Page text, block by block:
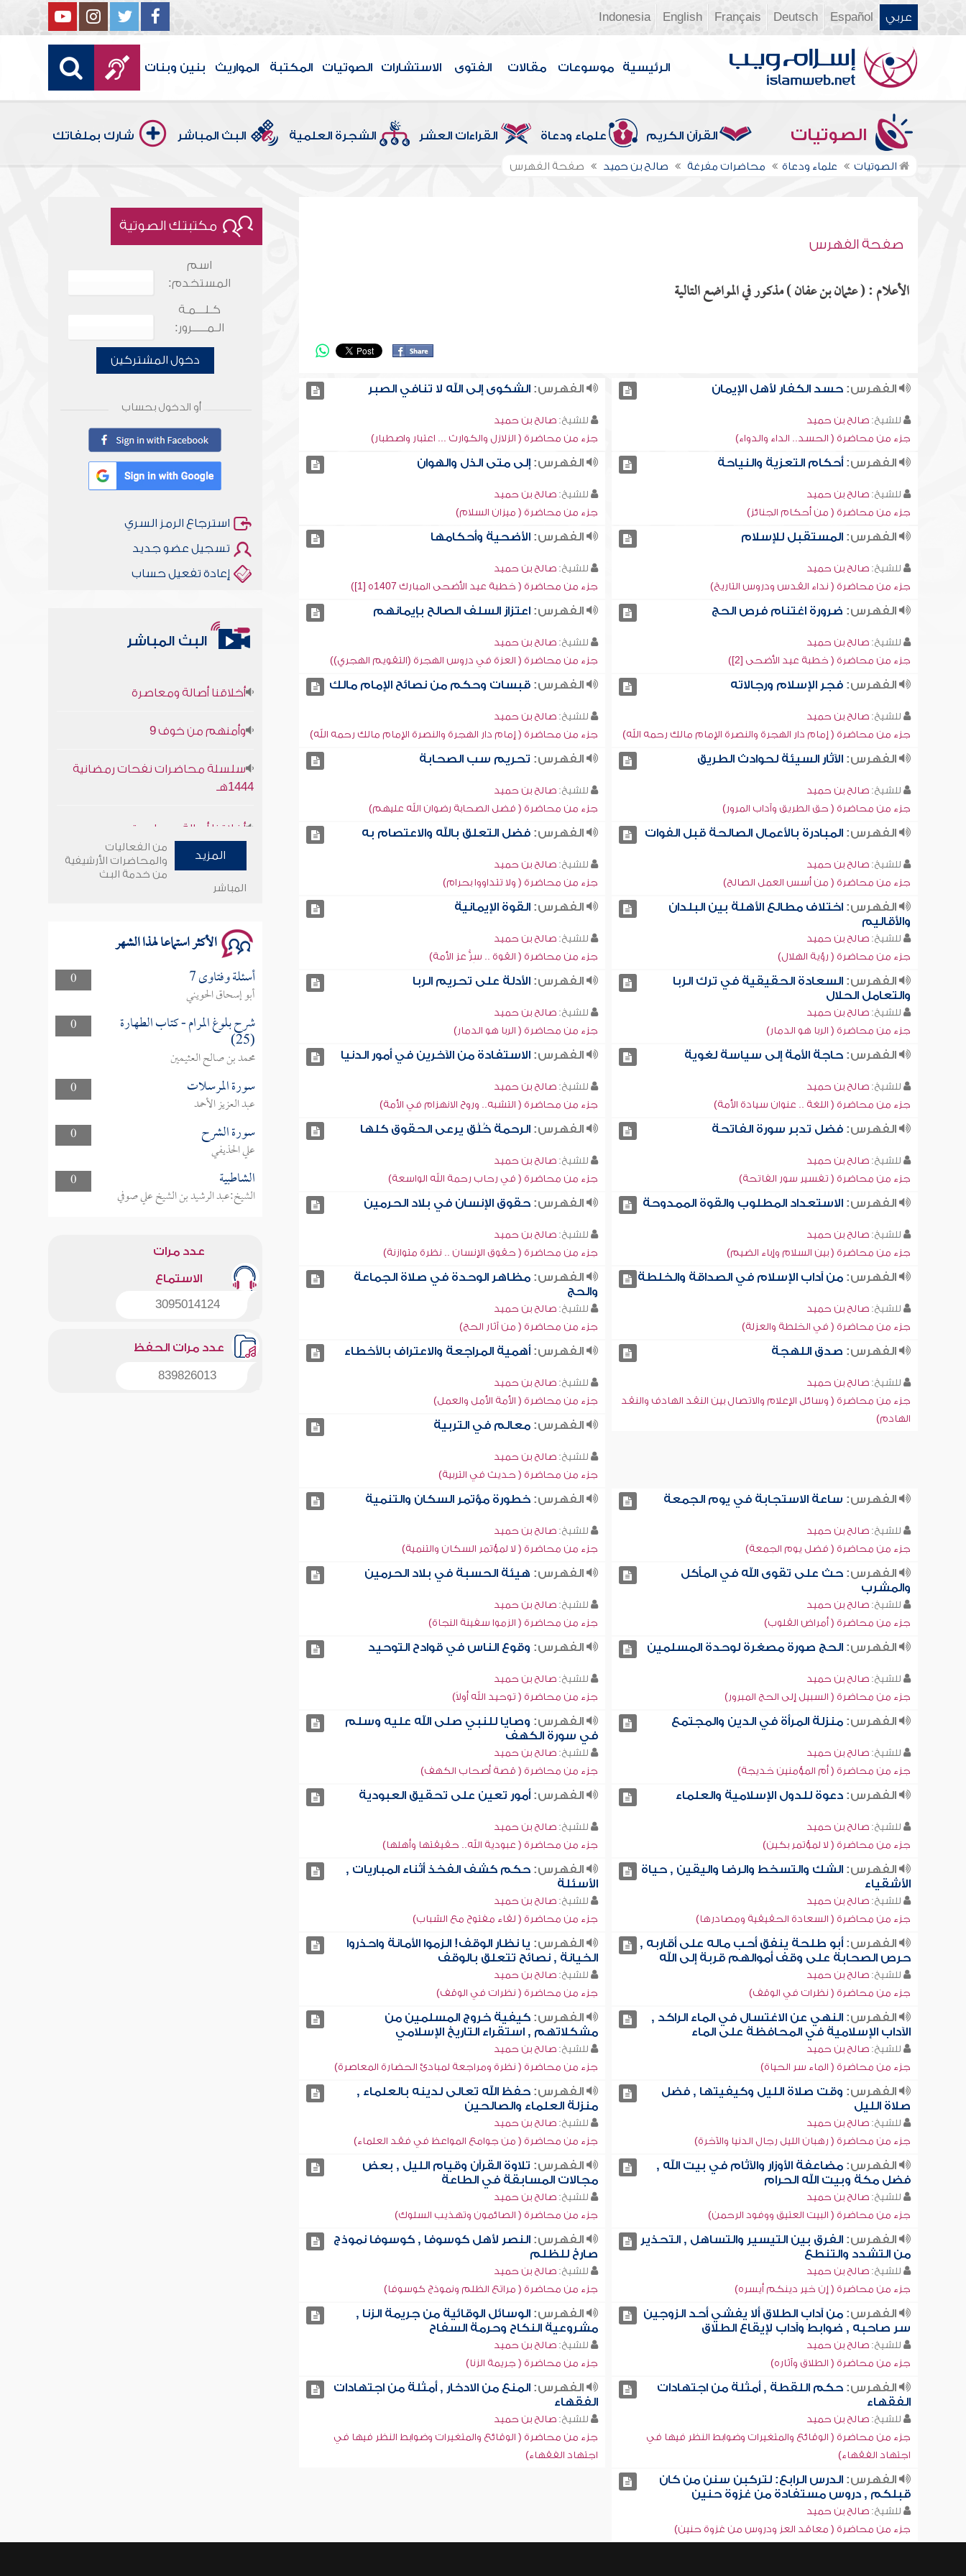
عربي Español
Deutsch
Français
English
Indonesia
الرئيسية موسوعات مقالات الفتوى الاستشارات الصوتيات المكتبة المواريث بنين وبنات
الصوتيات القرآن الكريم علماء ودعاة القراءات العشر الشجرة العلمية البث المباشر شارك بملفاتك
الصوتيات علماء ودعاة محاضرات مفرغة صالح بن حميد صفحة الفهرس
صفحة الفهرس
الأعلام : ( عثمان بن عفان ) مذكور في المواضع التالية
الفهرس:حسد الكفار لأهل الإيمان
للشيخ:صالح بن حميد
جزء من محاضرة ( الحسد.. الداء والدواء)
الفهرس: الشكوى إلى الله لا تنافي الصبر
للشيخ: صالح بن حميد
جزء من محاضرة ( الزلازل والكوارث ... اعتبار واصطبار)
الفهرس:أحكام التعزية والنياحة
للشيخ:صالح بن حميد
جزء من محاضرة ( من أحكام الجنائز)
الفهرس: إلى متى الذل والهوان
للشيخ: صالح بن حميد
جزء من محاضرة ( ميزان السلام)
الفهرس:المستقبل للإسلام
للشيخ:صالح بن حميد
جزء من محاضرة ( نداء القدس ودروس التاريخ)
الفهرس: الأضحية وأحكامها
للشيخ: صالح بن حميد
جزء من محاضرة ( خطبة عيد الأضحى المبارك 1407ه [1])
الفهرس: ضرورة اغتنام فرص الحج
للشيخ:صالح بن حميد
جزء من محاضرة ( خطبة عيد الأضحى [2])
الفهرس: اعتزاز السلف الصالح بإيمانهم
للشيخ: صالح بن حميد
جزء من محاضرة ( العزة في دروس الهجرة (التقويم الهجري))
الفهرس:فجر الإسلام ورجالاته
للشيخ:صالح بن حميد
جزء من محاضرة ( إمام دار الهجرة والنصرة الإمام مالك رحمه الله)
الفهرس: قبسات وحكم من نصائح الإمام مالك
للشيخ: صالح بن حميد
جزء من محاضرة ( إمام دار الهجرة والنصرة الإمام مالك رحمه الله)
الفهرس:الآثار السيئة لحوادث الطريق
للشيخ:صالح بن حميد
جزء من محاضرة ( حق الطريق وآداب المرور)
الفهرس: تحريم سب الصحابة
للشيخ: صالح بن حميد
جزء من محاضرة ( فضل الصحابة رضوان الله عليهم)
الفهرس:المبادرة بالأعمال الصالحة قبل الفوات
للشيخ:صالح بن حميد
جزء من محاضرة ( من أسس العمل الصالح)
الفهرس: فضل التعلق بالله والاعتصام به
للشيخ: صالح بن حميد
جزء من محاضرة ( ولا تتداووا بحرام)
الفهرس:اختلاف مطالع الأهلة بين البلدان
والأقاليم
للشيخ:صالح بن حميد
جزء من محاضرة ( رؤية الهلال)
الفهرس: القوة الإيمانية
للشيخ: صالح بن حميد
جزء من محاضرة ( القوة .. سِرُّ عز الأمة)
الفهرس:السعادة الحقيقية في ترك الربا
والتعامل الحلال
للشيخ:صالح بن حميد
جزء من محاضرة ( الربا هو الدمار)
الفهرس: الأدلة على تحريم الربا
للشيخ: صالح بن حميد
جزء من محاضرة ( الربا هو الدمار)
الفهرس:حاجة الأمة إلى سياسة لغوية
للشيخ:صالح بن حميد
جزء من محاضرة ( اللغة .. عنوان سيادة الأمة)
الفهرس: الاستفادة من الآخرين في أمور الدنيا
للشيخ: صالح بن حميد
جزء من محاضرة ( التشبه.. وروح الانهزام في الأمة)
الفهرس:فضل تدبر سورة الفاتحة
للشيخ:صالح بن حميد
جزء من محاضرة ( تفسير سور الفاتحة)
الفهرس: الرحمة خُلُق يرعى الحقوق كلها
للشيخ: صالح بن حميد
جزء من محاضرة ( في رحاب رحمة الله الواسعة)
الفهرس:الاستعداد المطلوب والقوة الممدوحة
للشيخ:صالح بن حميد
جزء من محاضرة ( بين السلام وإباء الضيم)
الفهرس: حقوق الإنسان في بلاد الحرمين
للشيخ: صالح بن حميد
جزء من محاضرة ( حقوق الإنسان .. نظرة متوازنة)
الفهرس:من آداب الإسلام في الصداقة والخلطة
للشيخ:صالح بن حميد
جزء من محاضرة ( في الخلطة والعزلة)
الفهرس: مظاهر الوحدة في صلاة الجماعة
والحج
للشيخ: صالح بن حميد
جزء من محاضرة ( من آثار الحج)
الفهرس: صدق اللهجة
للشيخ:صالح بن حميد
جزء من محاضرة ( وسائل الإعلام والاتصال بين النقد الهادف والنقد
الهادم)
الفهرس: أهمية المراجعة والاعتراف بالأخطاء
للشيخ: صالح بن حميد
جزء من محاضرة ( الأمة الأمل والعمل)
الفهرس: معالم في التربية
للشيخ: صالح بن حميد
جزء من محاضرة ( حديث في التربية)
الفهرس: ساعة الاستجابة في يوم الجمعة
للشيخ:صالح بن حميد
جزء من محاضرة ( فضل يوم الجمعة)
الفهرس: خطورة مؤتمر السكان والتنمية
للشيخ: صالح بن حميد
جزء من محاضرة ( لا لمؤتمر السكان والتنمية)
الفهرس:حث على تقوى الله في المأكل
والمشرب
للشيخ:صالح بن حميد
جزء من محاضرة ( أمراض القلوب)
الفهرس: هيئة الحسبة في بلاد الحرمين
للشيخ: صالح بن حميد
جزء من محاضرة ( الزموا سفينة النجاة)
الفهرس:الحج صورة مصغرة لوحدة المسلمين
للشيخ:صالح بن حميد
جزء من محاضرة ( السبيل إلى الحج المبرور)
الفهرس: وقوع الناس في قوادح التوحيد
للشيخ: صالح بن حميد
جزء من محاضرة ( توحيد الله أولاً)
الفهرس:منزلة المرأة في الدين والمجتمع
للشيخ:صالح بن حميد
جزء من محاضرة ( أم المؤمنين خديجة)
الفهرس: وصايا للنبي صلى الله عليه وسلم
في سورة الكهف
للشيخ: صالح بن حميد
جزء من محاضرة ( قصة أصحاب الكهف)
الفهرس:دعوة للدول الإسلامية والعلماء
للشيخ:صالح بن حميد
جزء من محاضرة ( لا لمؤتمر بكين)
الفهرس: أمور تعين على تحقيق العبودية
للشيخ: صالح بن حميد
جزء من محاضرة ( عبودية الله.. حقيقتها وأهلها)
الفهرس:الشك والتسخط والرضا واليقين , حياة
الأشقياء
للشيخ:صالح بن حميد
جزء من محاضرة ( السعادة الحقيقية ومصادرها)
الفهرس: حكم كشف الفخذ أثناء المباريات ,
الأسئلة
للشيخ: صالح بن حميد
جزء من محاضرة ( لقاء مفتوح مع الشباب)
الفهرس:أبو طلحة ينفق أحب ماله على أقاربه ,
حرص الصحابة على وقف أموالهم قربة إلى الله
للشيخ:صالح بن حميد
جزء من محاضرة ( نظرات في الوقف)
الفهرس: يا نظار الوقف! الزموا الأمانة واحذروا
الخيانة , نصائح تتعلق بالوقف
للشيخ: صالح بن حميد
جزء من محاضرة ( نظرات في الوقف)
الفهرس:النهي عن الاغتسال في الماء الراكد ,
الآداب الإسلامية في المحافظة على الماء
للشيخ:صالح بن حميد
جزء من محاضرة ( الماء سر الحياة)
الفهرس: كيفية خروج المسلمين من
مشكلاتهم , استقراء التاريخ الإسلامي
للشيخ: صالح بن حميد
جزء من محاضرة ( نظرة ومراجعة لمبادئ الحضارة المعاصرة)
الفهرس: وقت صلاة الليل وكيفيتها , فضل
صلاة الليل
للشيخ:صالح بن حميد
جزء من محاضرة ( رهبان الليل رجال الدنيا والآخرة)
الفهرس: حفظ الله تعالى لدينه بالعلماء ,
منزلة العلماء والصالحين
للشيخ: صالح بن حميد
جزء من محاضرة ( من جوامع المواعظ في فقد العلماء)
الفهرس:مضاعفة الأوزار والآثام في بيت الله ,
فضل مكة وبيت الله الحرام
للشيخ:صالح بن حميد
جزء من محاضرة ( البيت العتيق ووفود الرحمن)
الفهرس: تلاوة القرآن وقيام الليل , بعض
مجالات المسابقة في الطاعة
للشيخ: صالح بن حميد
جزء من محاضرة ( الصائمون وتهذيب السلوك)
الفهرس:الفرق بين التيسير والتساهل , التحذير
من التشدد والتنطع
للشيخ:صالح بن حميد
جزء من محاضرة ( إن خير دينكم أيسره)
الفهرس: النصر لأهل كوسوفا , كوسوفا نموذج
صارخ للظلم
للشيخ: صالح بن حميد
جزء من محاضرة ( مراتع الظلم ونموذج كوسوفا)
الفهرس:من آداب الطلاق ألا يفشي أحد الزوجين
سر صاحبه , ضوابط وآداب لإيقاع الطلاق
للشيخ:صالح بن حميد
جزء من محاضرة ( الطلاق وآثاره)
الفهرس: الوسائل الوقائية من جريمة الزنا ,
مشروعية النكاح وحرمة السفاح
للشيخ: صالح بن حميد
جزء من محاضرة ( جريمة الزنا)
الفهرس:حكم اللقطة , أمثلة من اجتهادات
الفقهاء
للشيخ:صالح بن حميد
جزء من محاضرة ( الوقائع والمتغيرات وضوابط النظر فيها في
اجتهاد الفقهاء)
الفهرس: المنع من الادخار , أمثلة من اجتهادات
الفقهاء
للشيخ: صالح بن حميد
جزء من محاضرة ( الوقائع والمتغيرات وضوابط النظر فيها في
اجتهاد الفقهاء)
الفهرس:الدرس الرابع: لتركبن سنن من كان
قبلكم , دروس مستفادة من غزوة حنين
للشيخ:صالح بن حميد
جزء من محاضرة ( معاقد العز ودروس من غزوة حنين)
مكتبتك الصوتية
اسم
المستخدم:
كـلـــمـة
الـمـــــرور:
دخول المشتركين
أو الدخول بحساب
استرجاع الرمز السري
تسجيل عضو جديد
إعادة تفعيل حساب
البث المباشر
1444هـ
وأمنهم من خوف 9
سلسلة محاضرات نفحات رمضانية
المزيد
من الفعاليات
والمحاضرات الأرشيفية
من خدمة البث
المباشر
الأكثر استماعا لهذا الشهر
0 أسئلة وفتاوى 7
أبو إسحاق الحويني
0
شرح بلوغ المرام - كتاب الطهارة
(25)
محمد بن صالح العثيمين
0
سورة المرسلات
عبد العزيز الأحمد
0
سورة الشرح
علي الحذيفي
0
الشاطبية
الشيخ:عبد الرشيد بن الشيخ علي صوفي
عدد مرات
الاستماع
3095014124
عدد مرات الحفظ
839826013